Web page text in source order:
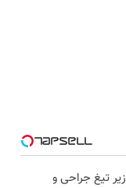
زیر تیغ جراحی و